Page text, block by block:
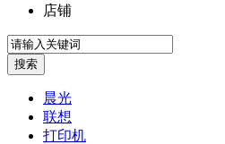
店铺
晨光
联想
打印机